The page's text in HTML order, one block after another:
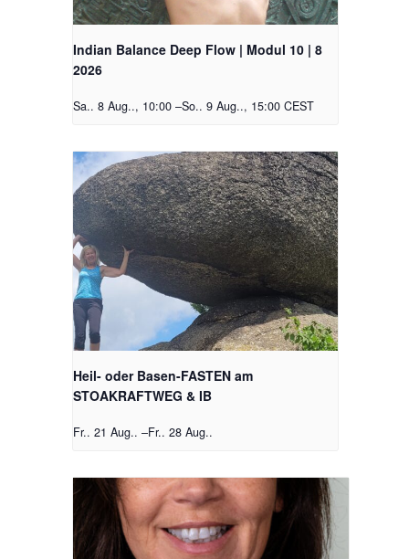
Indian Balance Deep Flow | Modul 10 | 8
2026
Sa.. 8 Aug.., 10:00 –So.. 9 Aug.., 15:00 CEST
Heil- oder Basen-FASTEN am
STOAKRAFTWEG & IB
Fr.. 21 Aug.. –Fr.. 28 Aug..